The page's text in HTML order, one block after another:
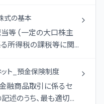
式の基本
等 (一定の大口株主
所得税の課税等に関
のうち、源泉徴収がさ
いい、源泉徴収がされ
いう。
ット_預金保険制度
融商品取引に係るセ
述のうち、最も適切な